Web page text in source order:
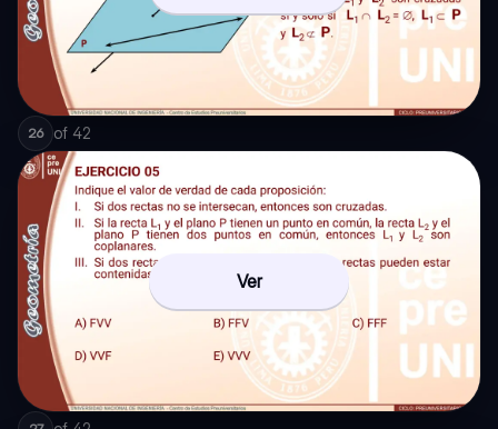
26 of 42
Ver